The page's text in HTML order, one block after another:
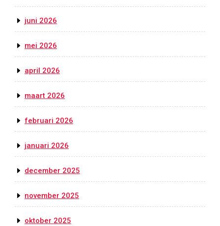
juni 2026
mei 2026
april 2026
maart 2026
februari 2026
januari 2026
december 2025
november 2025
oktober 2025